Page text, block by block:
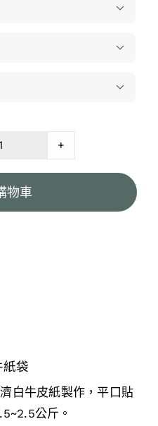



經
濟
白
+
物車
紙袋
白牛皮紙製作，平口貼
公斤。